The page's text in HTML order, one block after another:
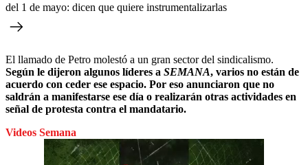
del 1 de mayo: dicen que quiere instrumentalizarlas
El llamado de Petro molestó a un gran sector del sindicalismo.
Según le dijeron algunos líderes a SEMANA, varios no están de
acuerdo con ceder ese espacio. Por eso anunciaron que no
saldrán a manifestarse ese día o realizarán otras actividades en
señal de protesta contra el mandatario.
Videos Semana